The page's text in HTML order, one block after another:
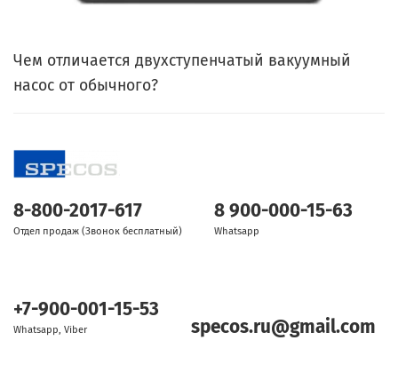
Чем отличается двухступенчатый вакуумный
насос от обычного?
8-800-2017-617
Отдел продаж (Звонок бесплатный)
8 900-000-15-63
Whatsapp
+7-900-001-15-53
Whatsapp, Viber specos.ru@gmail.com